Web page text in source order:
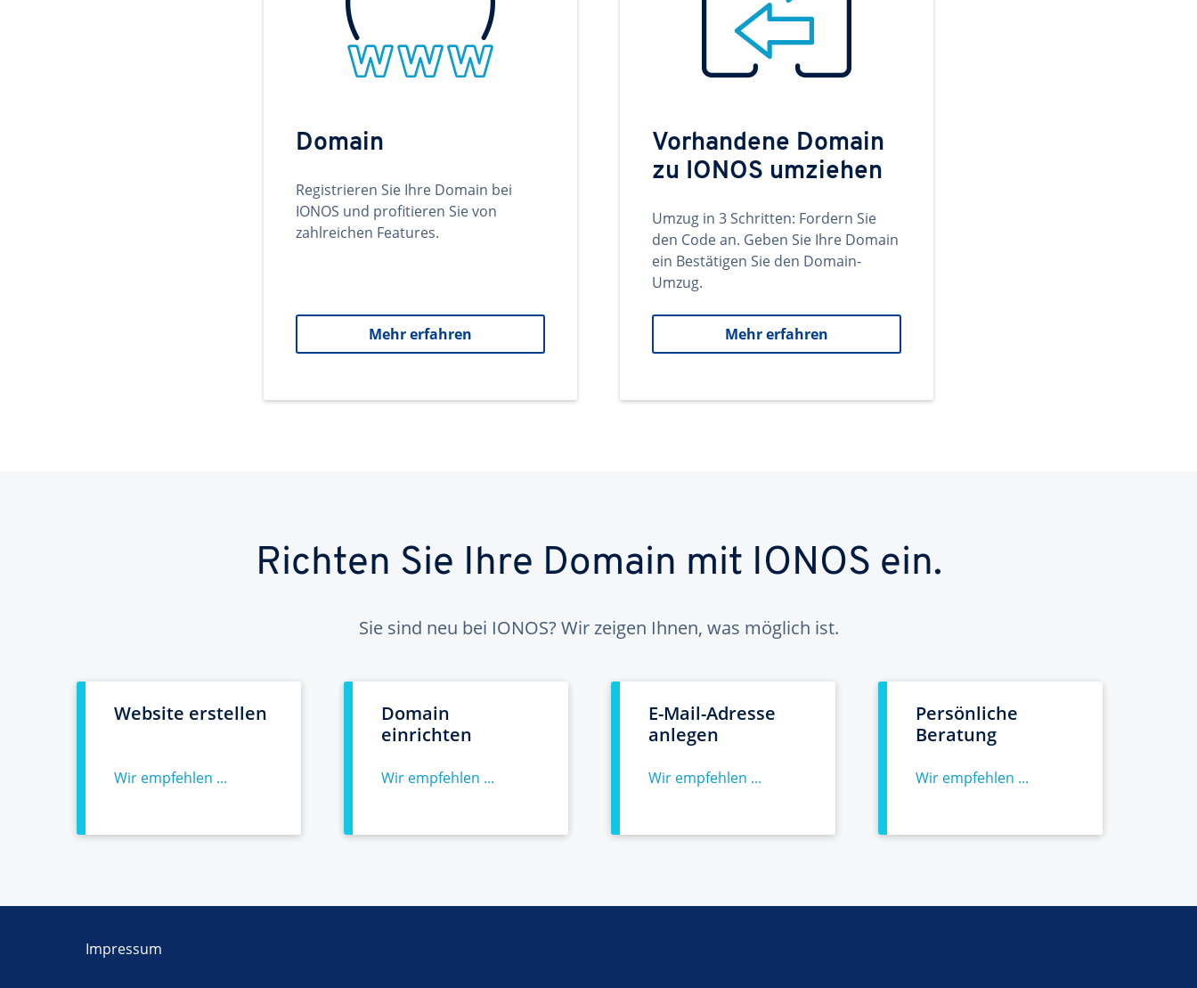
Domain
Registrieren Sie Ihre Domain bei
IONOS und profitieren Sie von
zahlreichen Features.
Mehr erfahren
Vorhandene Domain
zu IONOS umziehen
Umzug in 3 Schritten: Fordern Sie
den Code an. Geben Sie Ihre Domain
ein Bestätigen Sie den Domain-
Umzug.
Mehr erfahren
Richten Sie Ihre Domain mit IONOS ein.
Sie sind neu bei IONOS? Wir zeigen Ihnen, was möglich ist.
Website erstellen
Wir empfehlen ...
Domain
einrichten
Wir empfehlen ...
E-Mail-Adresse
anlegen
Wir empfehlen ...
Persönliche
Beratung
Wir empfehlen ...
Impressum